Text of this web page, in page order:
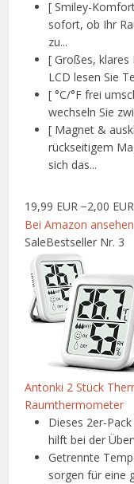
[ Smiley-
sofort, ob Ihr
zu...
[ Großes, klares
LCD lesen Sie
[ °C/°F frei
wechseln Sie
[ Magnet &
rückseitigem
sich das...
19,99 EUR −2,00 EUR
Bei Amazon ansehen
SaleBestseller Nr. 3
Antonki 2 Stück
Raumthermometer
Dieses 2er-
hilft bei der
Getrennte
sorgen für eine